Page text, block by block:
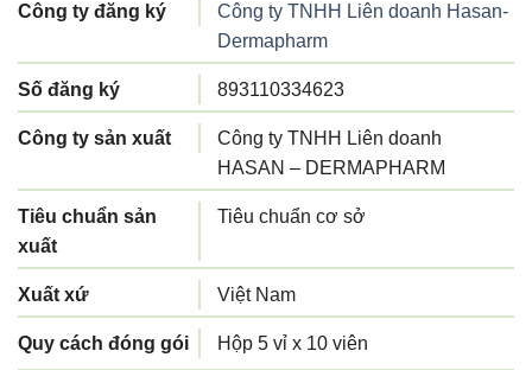
Công ty đăng ký
Công ty TNHH Liên doanh Hasan-
Dermapharm
Số đăng ký 893110334623
Công ty sản xuất
Công ty TNHH Liên doanh
HASAN – DERMAPHARM
Tiêu chuẩn sản
xuất
Tiêu chuẩn cơ sở
Xuất xứ Việt Nam
Quy cách đóng gói Hộp 5 vỉ x 10 viên